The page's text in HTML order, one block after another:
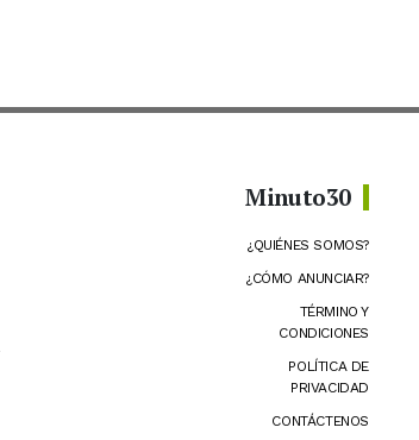
Minuto30
¿QUIÉNES SOMOS?
¿CÓMO ANUNCIAR?
TÉRMINO Y
CONDICIONES
POLÍTICA DE
PRIVACIDAD
CONTÁCTENOS